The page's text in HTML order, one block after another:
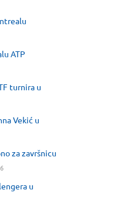
ATP
turnira u
Vekić u
za završnicu
u